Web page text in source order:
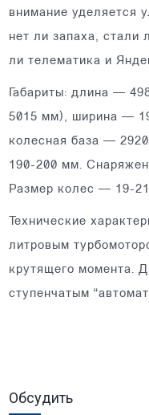
внимание уделяется
нет ли запаха, стали
ли телематика и
Габариты: длина —
5015 мм), ширина —
колесная база —
190-200 мм.
Размер колес — 19-
Технические
литровым
крутящего момента.
ступенчатым
Обсудить